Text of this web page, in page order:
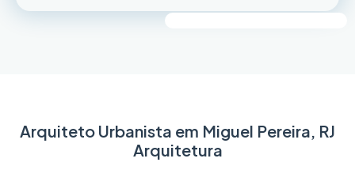
Arquiteto Urbanista em Miguel Pereira, RJ
Arquitetura